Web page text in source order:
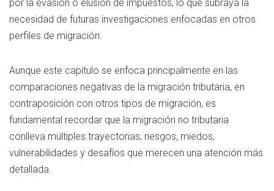
por la evasión o elusión de impuestos, lo que subraya la
necesidad de futuras investigaciones enfocadas en otros
perfiles de migración.
Aunque este capítulo se enfoca principalmente en las
comparaciones negativas de la migración tributaria, en
contraposición con otros tipos de migración, es
fundamental recordar que la migración no tributaria
conlleva múltiples trayectorias, riesgos, miedos,
vulnerabilidades y desafíos que merecen una atención más
detallada.